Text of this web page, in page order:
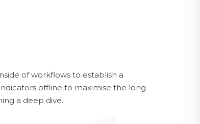
of workflows to establish a
offline to maximise the long
a deep dive.